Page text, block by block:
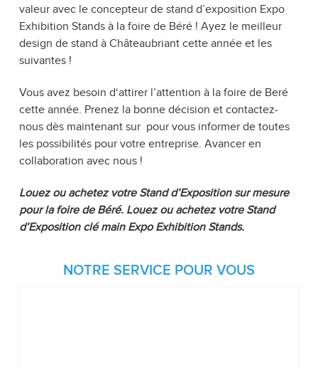
valeur avec le concepteur de stand d’exposition Expo
Exhibition Stands à la foire de Béré ! Ayez le meilleur
design de stand à Châteaubriant cette année et les
suivantes !
Vous avez besoin d‘attirer l’attention à la foire de Beré
cette année. Prenez la bonne décision et contactez-
nous dès maintenant sur pour vous informer de toutes
les possibilités pour votre entreprise. Avancer en
collaboration avec nous !
Louez ou achetez votre Stand d’Exposition sur mesure
pour la foire de Béré. Louez ou achetez votre Stand
d’Exposition clé main Expo Exhibition Stands.
NOTRE SERVICE POUR VOUS